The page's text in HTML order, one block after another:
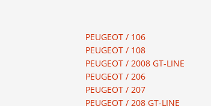
PEUGEOT / 106
PEUGEOT / 108
PEUGEOT / 2008 GT-LINE
PEUGEOT / 206
PEUGEOT / 207
PEUGEOT / 208 GT-LINE